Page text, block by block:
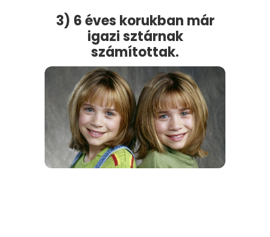
3) 6 éves korukban már
igazi sztárnak
számítottak.